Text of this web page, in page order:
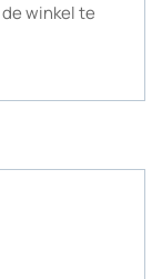
winkel te